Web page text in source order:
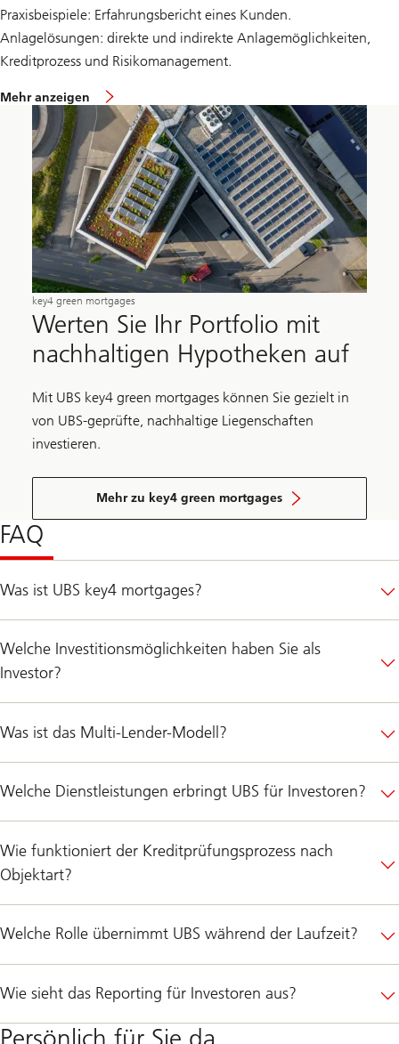
ü
r
P
e
n
o
n
s
k
a
s
s
e
n
Praxisbeispiele: Erfahrungsbericht eines Kunden.
Anlagelösungen: direkte und indirekte Anlagemöglichkeiten,
Kreditprozess und Risikomanagement.
Mehr anzeigen
b
e
r
W
e
b
i
n
a
r
S
c
h
w
e
i
z
e
r
y
p
o
k
n
key4 green mortgages
Werten Sie Ihr Portfolio mit
nachhaltigen Hypotheken auf
Mit UBS key4 green mortgages können Sie gezielt in
von UBS-geprüfte, nachhaltige Liegenschaften
investieren.
Mehr zu key4 green mortgages
FAQ
Was ist UBS key4 mortgages?
Welche Investitionsmöglichkeiten haben Sie als
Investor?
Was ist das Multi-Lender-Modell?
Welche Dienstleistungen erbringt UBS für Investoren?
Wie funktioniert der Kreditprüfungsprozess nach
Objektart?
Welche Rolle übernimmt UBS während der Laufzeit?
Wie sieht das Reporting für Investoren aus?
Persönlich für Sie da